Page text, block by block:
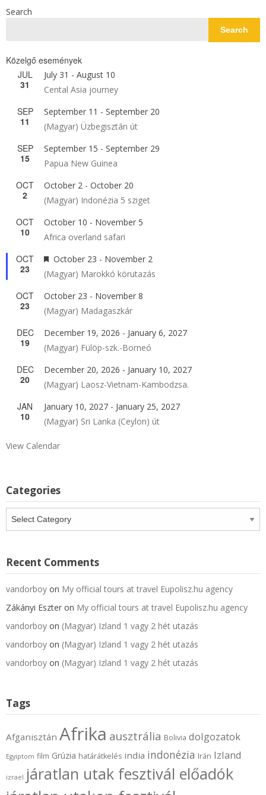
Search
Search
Közelgő események
JUL
31
July 31 - August 10
Cental Asia journey
SEP
11
September 11 - September 20
(Magyar) Üzbegisztán út
SEP
15
September 15 - September 29
Papua New Guinea
OCT
2
October 2 - October 20
(Magyar) Indonézia 5 sziget
OCT
10
October 10 - November 5
Africa overland safari
OCT
23
Featured
October 23 - November 2
(Magyar) Marokkó körutazás
OCT
23
October 23 - November 8
(Magyar) Madagaszkár
DEC
19
December 19, 2026 - January 6, 2027
(Magyar) Fülöp-szk.-Borneó
DEC
20
December 20, 2026 - January 10, 2027
(Magyar) Laosz-Vietnam-Kambodzsa.
JAN
10
January 10, 2027 - January 25, 2027
(Magyar) Sri Lanka (Ceylon) út
View Calendar
Categories
Categories
Recent Comments
vandorboy on My official tours at travel Eupolisz.hu agency
Zákányi Eszter on My official tours at travel Eupolisz.hu agency
vandorboy on (Magyar) Izland 1 vagy 2 hét utazás
vandorboy on (Magyar) Izland 1 vagy 2 hét utazás
vandorboy on (Magyar) Izland 1 vagy 2 hét utazás
Tags
Afganisztán Afrika ausztrália Bolivia dolgozatok
Egyiptom film Grúzia határátkelés india indonézia Irán Izland
izrael járatlan utak fesztivál előadók